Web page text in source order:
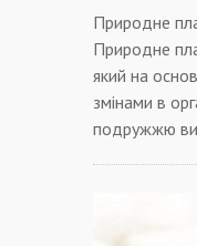
Природне
Природне
який на
змінами в
подружжю